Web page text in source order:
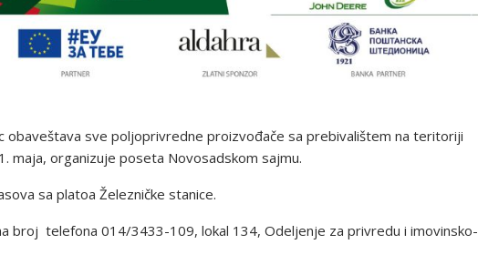
obaveštava sve poljoprivredne proizvođače sa prebivalištem na teritoriji
maja, organizuje poseta Novosadskom sajmu.
sa platoa Železničke stanice.
broj telefona 014/3433-109, lokal 134, Odeljenje za privredu i imovinsko-